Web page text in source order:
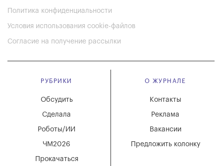
Политика конфиденциальности
Условия использования cookie-файлов
Согласие на получение рассылки
РУБРИКИ
Обсудить
Сделала
Роботы/ИИ
ЧМ2026
Прокачаться
О ЖУРНАЛЕ
Вакансии
Реклама
Контакты
Предложить колонку